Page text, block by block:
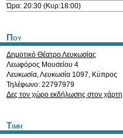
Ώρα: 20:30 (Κυρ:18:00)
Που
Δημοτικό Θέατρο Λευκωσίας
Λεωφόρος Μουσείου 4
Λευκωσία,Λευκωσία 1097, Κύπρος
Τηλέφωνο: 22797979
Δες τον χώρο εκδήλωσης στον χάρτη
Τιμη